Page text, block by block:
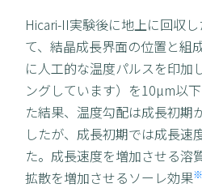
Hicari-II実験後に地上に回収
て、結晶成長界面の位置と組
に人工的な温度パルスを印加
ングしています）を10µm以
た結果、温度勾配は成長初期
したが、成長初期では成長速
た。成長速度を増加させる溶
拡散を増加させるソーレ効果